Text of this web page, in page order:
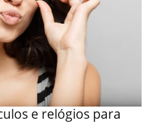
e relógios para